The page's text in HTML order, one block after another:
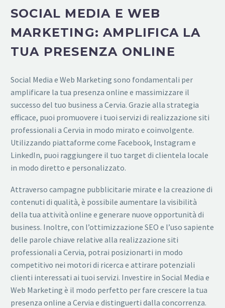
SOCIAL MEDIA E WEB
MARKETING: AMPLIFICA LA
TUA PRESENZA ONLINE
Social Media e Web Marketing sono fondamentali per
amplificare la tua presenza online e massimizzare il
successo del tuo business a Cervia. Grazie alla strategia
efficace, puoi promuovere i tuoi servizi di realizzazione siti
professionali a Cervia in modo mirato e coinvolgente.
Utilizzando piattaforme come Facebook, Instagram e
LinkedIn, puoi raggiungere il tuo target di clientela locale
in modo diretto e personalizzato.
Attraverso campagne pubblicitarie mirate e la creazione di
contenuti di qualità, è possibile aumentare la visibilità
della tua attività online e generare nuove opportunità di
business. Inoltre, con l’ottimizzazione SEO e l’uso sapiente
delle parole chiave relative alla realizzazione siti
professionali a Cervia, potrai posizionarti in modo
competitivo nei motori di ricerca e attirare potenziali
clienti interessati ai tuoi servizi. Investire in Social Media e
Web Marketing è il modo perfetto per fare crescere la tua
presenza online a Cervia e distinguerti dalla concorrenza.